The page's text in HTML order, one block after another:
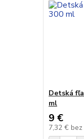
Detská
ml
9 €
7,32 € bez